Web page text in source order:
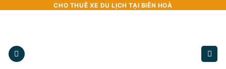
dung
CHO THUÊ XE DU LỊCH TẠI BIÊN HOÀ